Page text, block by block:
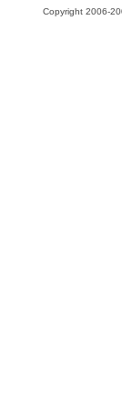
Copyright 2006-